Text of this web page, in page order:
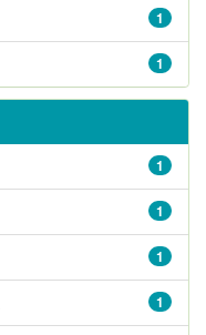
1
1
1
1
1
1